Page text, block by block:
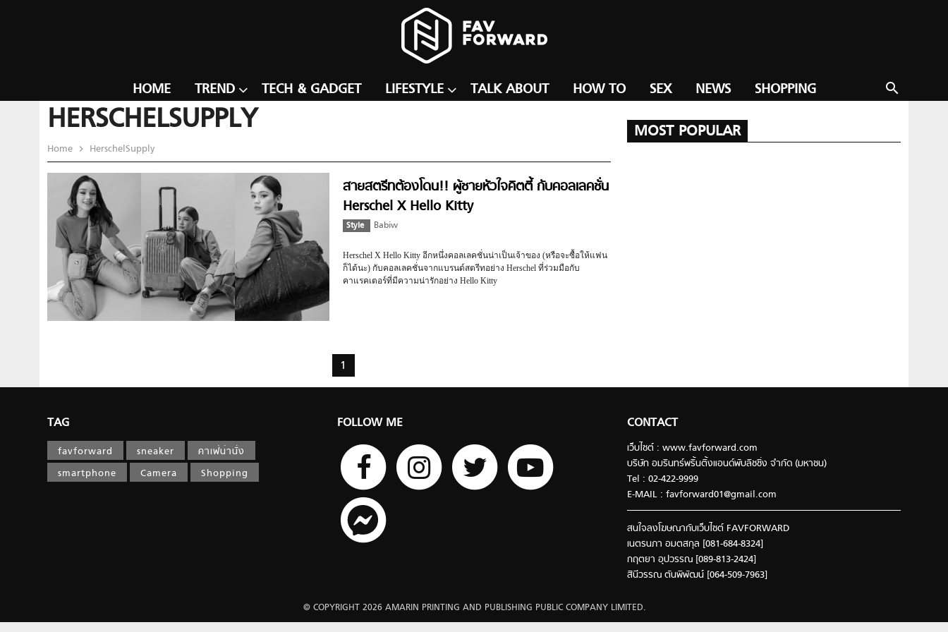
search
HOME TREND TECH & GADGET LIFESTYLE TALK ABOUT HOW TO SEX NEWS SHOPPING
HERSCHELSUPPLY
Home HerschelSupply
สายสตรีทต้องโดน!! ผู้ชายหัวใจคิตตี้ กับคอลเลคชั่น
Herschel X Hello Kitty
Style Babiw
Herschel X Hello Kitty อีกหนึ่งคอลเลคชั่นน่าเป็นเจ้าของ (หรือจะซื้อให้แฟน
ก็ได้นะ) กับคอลเลคชั่นจากแบรนด์สตรีทอย่าง Herschel ที่ร่วมมือกับ
คาแรคเตอร์ที่มีความน่ารักอย่าง Hello Kitty
1
MOST POPULAR
TAG
favforward sneaker
คาเฟ่น่านั่ง
smartphone
Camera Shopping
FOLLOW ME CONTACT
เว็บไซต์ : www.favforward.com
บริษัท อมรินทร์พริ้นติ้งแอนด์พับลิชชิ่ง จำกัด (มหาชน)
Tel : 02-422-9999
E-MAIL : favforward01@gmail.com
สนใจลงโฆษณากับเว็บไซต์ FAVFORWARD
เนตรนภา อมตสกุล [081-684-8324]
กฤตยา อุปวรรณ [089-813-2424]
สินีวรรณ ตันพิพัฒน์ [064-509-7963]
© COPYRIGHT 2026 AMARIN PRINTING AND PUBLISHING PUBLIC COMPANY LIMITED.